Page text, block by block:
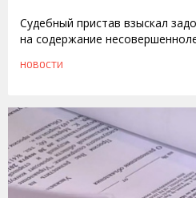
Судебный пристав взыскал
на содержание
НОВОСТИ